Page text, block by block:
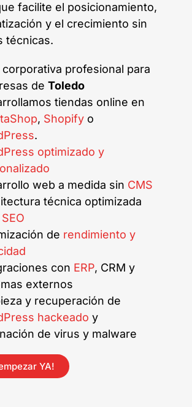
facilite el posicionamiento,
y el crecimiento sin
técnicas.
corporativa profesional para
de Toledo
tiendas online en
, Shopify o
.
optimizado y
web a medida sin CMS
técnica optimizada
SEO
de rendimiento y
con ERP, CRM y
externos
y recuperación de
hackeado y
de virus y malware
YA!